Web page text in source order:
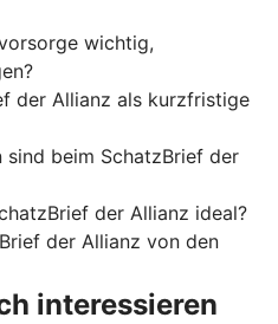
wichtig,
der Allianz als kurzfristige
beim SchatzBrief der
der Allianz ideal?
der Allianz von den
interessieren